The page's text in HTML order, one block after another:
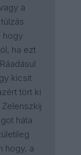
a
hogy
ha ezt
kicsit
tört ki
háta
hogy, a